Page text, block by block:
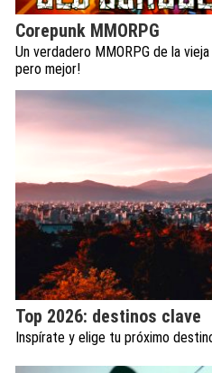
Corepunk MMORPG
Un verdadero MMORPG de la
pero mejor!
Top 2026: destinos clave
Inspírate y elige tu próximo